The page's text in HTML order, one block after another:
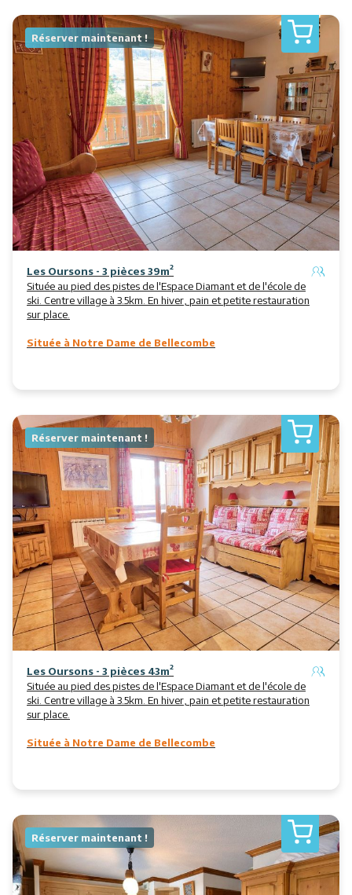
Réserver maintenant !
Les Oursons - 3 pièces 39m²
Située au pied des pistes de l'Espace Diamant et de l'école de
ski. Centre village à 3.5km. En hiver, pain et petite restauration
sur place.
Située à Notre Dame de Bellecombe
Réserver maintenant !
Les Oursons - 3 pièces 43m²
Située au pied des pistes de l'Espace Diamant et de l'école de
ski. Centre village à 3.5km. En hiver, pain et petite restauration
sur place.
Située à Notre Dame de Bellecombe
Réserver maintenant !